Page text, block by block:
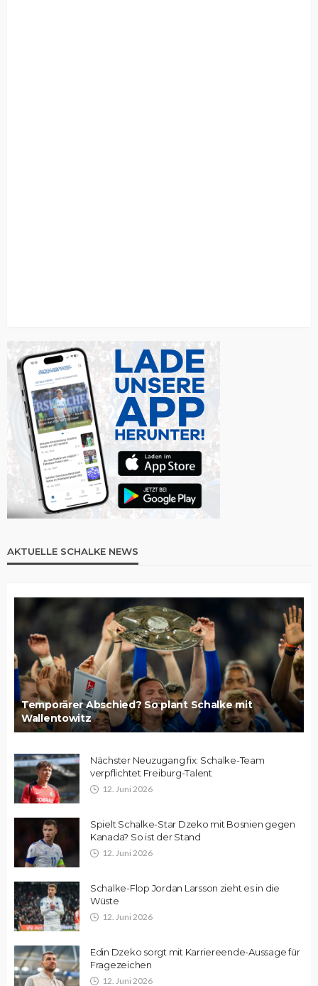
AKTUELLE SCHALKE NEWS
Temporärer Abschied? So plant Schalke mit
Wallentowitz
Nächster Neuzugang fix: Schalke-Team
verpflichtet Freiburg-Talent
12. Juni 2026
Spielt Schalke-Star Dzeko mit Bosnien gegen
Kanada? So ist der Stand
12. Juni 2026
Schalke-Flop Jordan Larsson zieht es in die
Wüste
12. Juni 2026
Edin Dzeko sorgt mit Karriereende-Aussage für
Fragezeichen
12. Juni 2026